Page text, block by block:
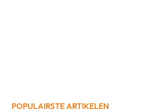
POPULAIRSTE ARTIKELEN